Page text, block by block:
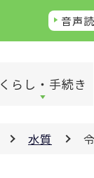
音声
くらし・手続き
水質